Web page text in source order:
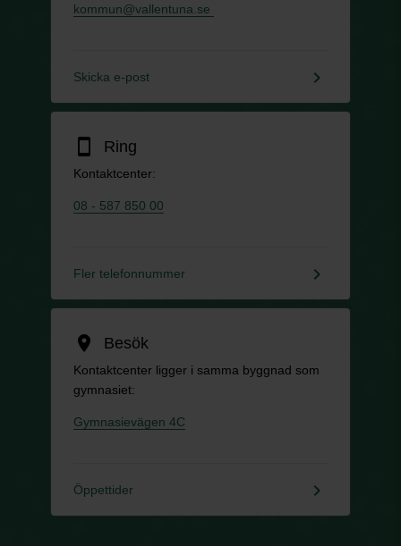
kommun@vallentuna.se
Skicka e-post keyboard_arrow_right
smartphone Ring
Kontaktcenter:
08 - 587 850 00
Fler telefonnummer keyboard_arrow_right
location_on Besök
Kontaktcenter ligger i samma byggnad som
gymnasiet:
Gymnasievägen 4C
Öppettider keyboard_arrow_right